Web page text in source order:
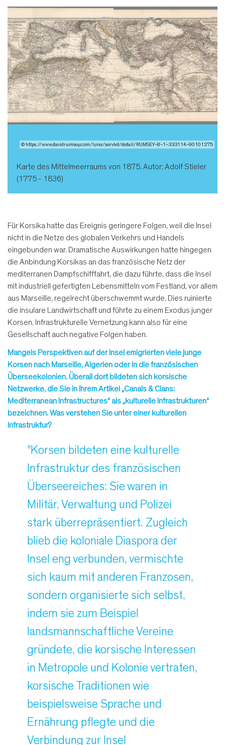
© https://www.davidrumsey.com/luna/servlet/detail/RUMSEY~8~1~333114~90101275
Karte des Mittelmeerraums von 1875. Autor: Adolf Stieler
(1775 - 1836)
Für Korsika hatte das Ereignis geringere Folgen, weil die Insel
nicht in die Netze des globalen Verkehrs und Handels
eingebunden war. Dramatische Auswirkungen hatte hingegen
die Anbindung Korsikas an das französische Netz der
mediterranen Dampfschifffahrt, die dazu führte, dass die Insel
mit industriell gefertigten Lebensmitteln vom Festland, vor allem
aus Marseille, regelrecht überschwemmt wurde. Dies ruinierte
die insulare Landwirtschaft und führte zu einem Exodus junger
Korsen. Infrastrukturelle Vernetzung kann also für eine
Gesellschaft auch negative Folgen haben.
Mangels Perspektiven auf der Insel emigrierten viele junge
Korsen nach Marseille, Algerien oder in die französischen
Überseekolonien. Überall dort bildeten sich korsische
Netzwerke, die Sie in Ihrem Artikel „Canals & Clans:
Mediterranean Infrastructures“ als „kulturelle Infrastrukturen“
bezeichnen. Was verstehen Sie unter einer kulturellen
Infrastruktur?
"Korsen bildeten eine kulturelle
Infrastruktur des französischen
Überseereiches: Sie waren in
Militär, Verwaltung und Polizei
stark überrepräsentiert. Zugleich
blieb die koloniale Diaspora der
Insel eng verbunden, vermischte
sich kaum mit anderen Franzosen,
sondern organisierte sich selbst,
indem sie zum Beispiel
landsmannschaftliche Vereine
gründete, die korsische Interessen
in Metropole und Kolonie vertraten,
korsische Traditionen wie
beispielsweise Sprache und
Ernährung pflegte und die
Verbindung zur Insel